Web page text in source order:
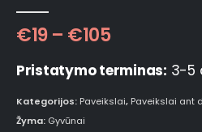
€19 – €105
Pristatymo terminas: 3-5
Kategorijos: Paveikslai, Paveikslai ant
Žyma: Gyvūnai